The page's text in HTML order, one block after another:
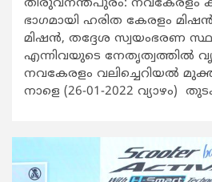
തിരുവനന്തപുരം: നവകേരളം
ഭാഗമായി ഹരിത കേരളം
മിഷൻ, തദ്ദേശ സ്വയംഭരണ
എന്നിവയുടെ നേതൃത്വത്തിൽ
നവകേരളം വലിച്ചെറിയൽ
നാളെ (26-01-2022 വ്യാഴം)